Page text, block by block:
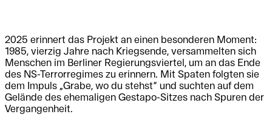
2025 erinnert das Projekt an einen besonderen Moment:
1985, vierzig Jahre nach Kriegsende, versammelten sich
Menschen im Berliner Regierungsviertel, um an das Ende
des NS-Terrorregimes zu erinnern. Mit Spaten folgten sie
dem Impuls „Grabe, wo du stehst“ und suchten auf dem
Gelände des ehemaligen Gestapo-Sitzes nach Spuren der
Vergangenheit.